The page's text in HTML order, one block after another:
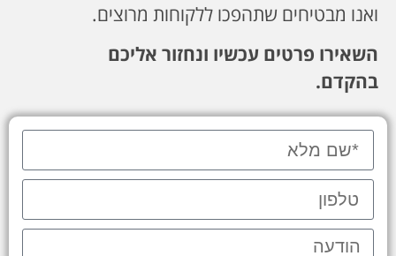
ואנו מבטיחים שתהפכו ללקוחות מרוצים.
השאירו פרטים עכשיו ונחזור אליכם
בהקדם.